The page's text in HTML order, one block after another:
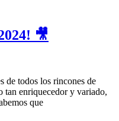
🎥
de todos los rincones de
enriquecedor y variado,
que